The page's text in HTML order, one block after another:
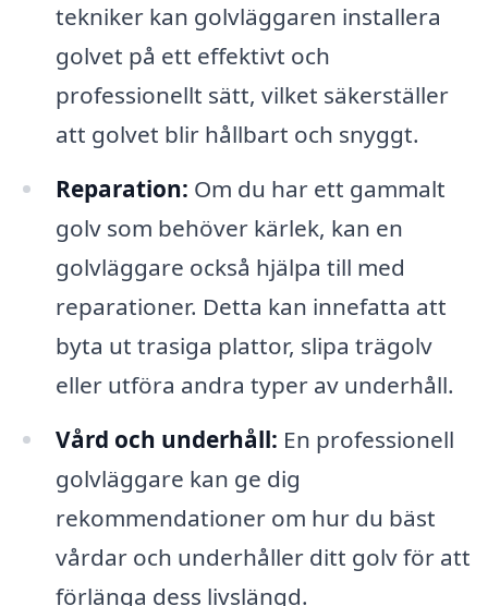
tekniker kan golvläggaren installera
golvet på ett effektivt och
professionellt sätt, vilket säkerställer
att golvet blir hållbart och snyggt.
Reparation: Om du har ett gammalt
golv som behöver kärlek, kan en
golvläggare också hjälpa till med
reparationer. Detta kan innefatta att
byta ut trasiga plattor, slipa trägolv
eller utföra andra typer av underhåll.
Vård och underhåll: En professionell
golvläggare kan ge dig
rekommendationer om hur du bäst
vårdar och underhåller ditt golv för att
förlänga dess livslängd.